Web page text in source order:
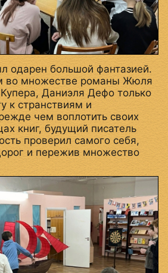
одарен большой фантазией.
во множестве романы Жюля
Даниэля Дефо только
к странствиям и
чем воплотить своих
книг, будущий писатель
проверил самого себя,
и пережив множество